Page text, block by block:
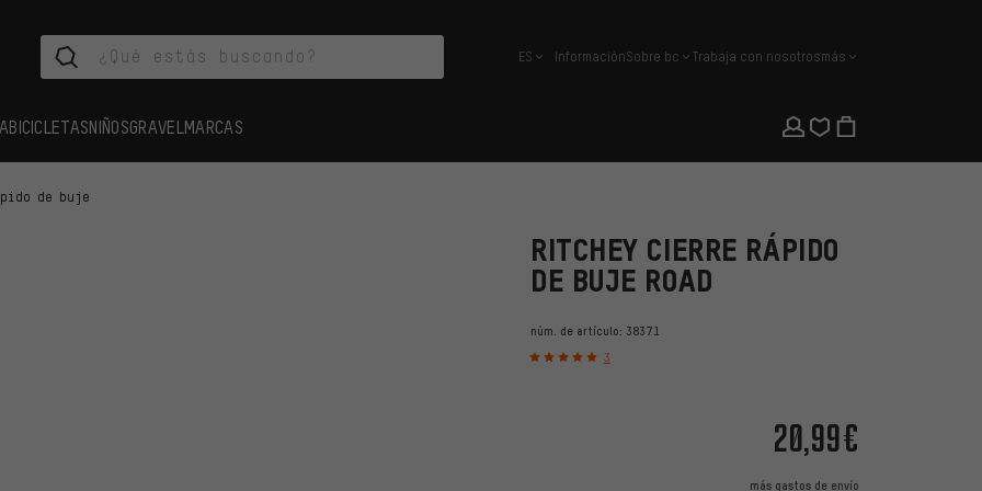
español
ES InformaciónSobre bc Trabaja con nosotrosmás
BICICLETASNIÑOSGRAVEL MARCAS
de buje
RITCHEY CIERRE RÁPIDO
DE BUJE ROAD
núm. de artículo: 38371
3
20,99€
más gastos de envío